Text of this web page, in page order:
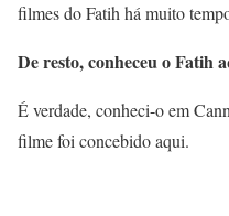
filmes do Fatih há muito
De resto, conheceu o Fatih
É verdade, conheci-o em
filme foi concebido aqui.